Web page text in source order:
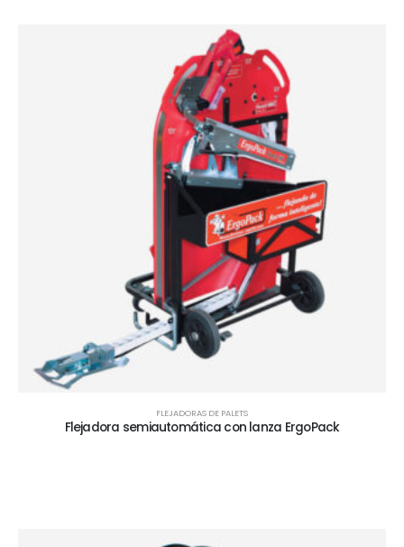
FLEJADORAS DE PALETS
Flejadora semiautomática con lanza ErgoPack